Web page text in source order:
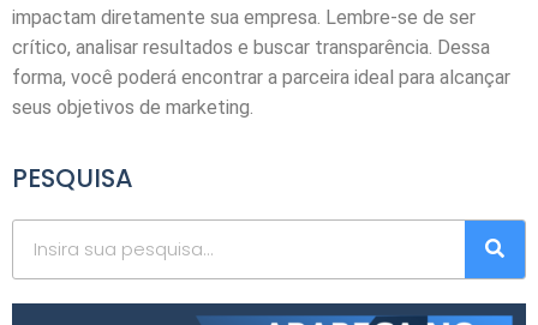
impactam diretamente sua empresa. Lembre-se de ser
crítico, analisar resultados e buscar transparência. Dessa
forma, você poderá encontrar a parceira ideal para alcançar
seus objetivos de marketing.
PESQUISA